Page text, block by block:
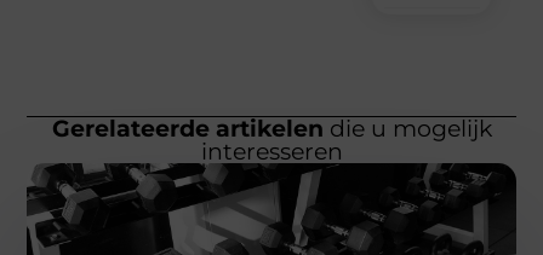
Gerelateerde artikelen die u mogelijk
interesseren